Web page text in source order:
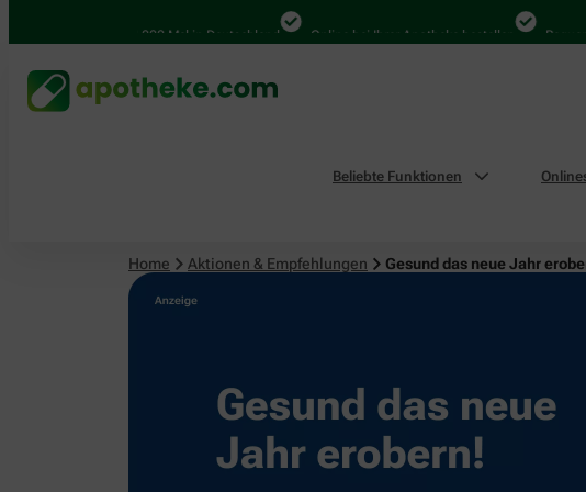
4.000 Mal in Deutschland Online bei Ihrer Apotheke bestellen Bequem
Beliebte Funktionen
Home Aktionen & Empfehlungen Gesund das neue Jahr